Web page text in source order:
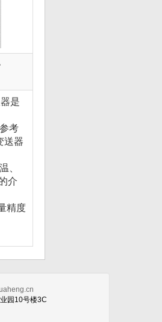
是
考
送器
、
介
精度
园10号楼3C